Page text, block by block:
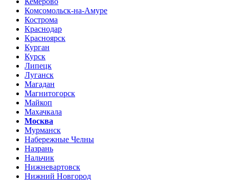
Комсомольск-на-Амуре
Кострома
Краснодар
Красноярск
Курган
Курск
Липецк
Луганск
Магадан
Магнитогорск
Майкоп
Махачкала
Москва
Мурманск
Набережные Челны
Назрань
Нальчик
Нижневартовск
Нижний Новгород